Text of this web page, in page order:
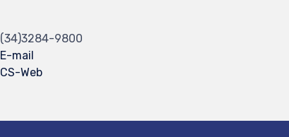
(34)3284-9800
E-mail
CS-Web